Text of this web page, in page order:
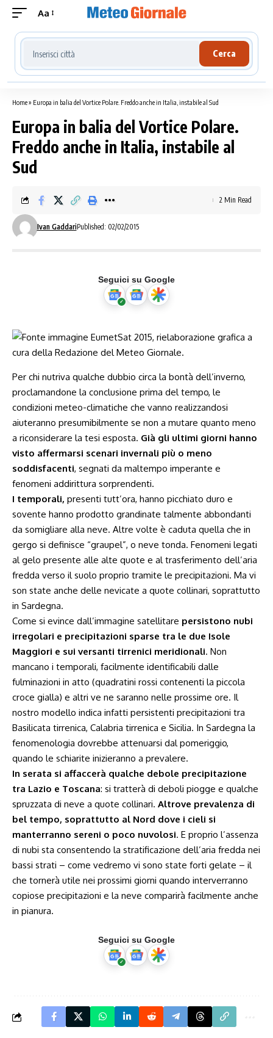
Aa
Cerca località meteo
Cerca
Home» Europa in balia del Vortice Polare. Freddo anche in Italia, instabile al Sud
Europa in balia del Vortice Polare.
Freddo anche in Italia, instabile al
Sud
Ivan GaddariPublished: 02/02/2015
2 Min Read
Seguici su Google
Per chi nutriva qualche dubbio circa la bontà dell’inverno,
proclamandone la conclusione prima del tempo, le
condizioni meteo-climatiche che vanno realizzandosi
aiuteranno presumibilmente se non a mutare quanto meno
a riconsiderare la tesi esposta. Già gli ultimi giorni hanno
visto affermarsi scenari invernali più o meno
soddisfacenti, segnati da maltempo imperante e
fenomeni addirittura sorprendenti.
I temporali, presenti tutt’ora, hanno picchiato duro e
sovente hanno prodotto grandinate talmente abbondanti
da somigliare alla neve. Altre volte è caduta quella che in
gergo si definisce “graupel”, o neve tonda. Fenomeni legati
al gelo presente alle alte quote e al trasferimento dell’aria
fredda verso il suolo proprio tramite le precipitazioni. Ma vi
son state anche delle nevicate a quote collinari, soprattutto
in Sardegna.
Come si evince dall’immagine satellitare persistono nubi
irregolari e precipitazioni sparse tra le due Isole
Maggiori e sui versanti tirrenici meridionali. Non
mancano i temporali, facilmente identificabili dalle
fulminazioni in atto (quadratini rossi contenenti la piccola
croce gialla) e altri ve ne saranno nelle prossime ore. Il
nostro modello indica infatti persistenti precipitazioni tra
Basilicata tirrenica, Calabria tirrenica e Sicilia. In Sardegna la
fenomenologia dovrebbe attenuarsi dal pomeriggio,
quando le schiarite inizieranno a prevalere.
In serata si affaccerà qualche debole precipitazione
tra Lazio e Toscana: si tratterà di deboli piogge e qualche
spruzzata di neve a quote collinari. Altrove prevalenza di
bel tempo, soprattutto al Nord dove i cieli si
manterranno sereni o poco nuvolosi. E proprio l’assenza
di nubi sta consentendo la stratificazione dell’aria fredda nei
bassi strati – come vedremo vi sono state forti gelate – il
che tornerà utile nei prossimi giorni quando interverranno
copiose precipitazioni e la neve comparirà facilmente anche
in pianura.
Seguici su Google